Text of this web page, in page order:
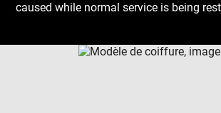
caused while normal service is being
Download
Next
Previous